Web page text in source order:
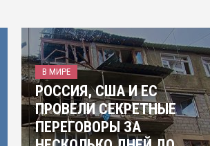
В МИРЕ
РОССИЯ, США И ЕС
ПРОВЕЛИ СЕКРЕТНЫЕ
ПЕРЕГОВОРЫ ЗА